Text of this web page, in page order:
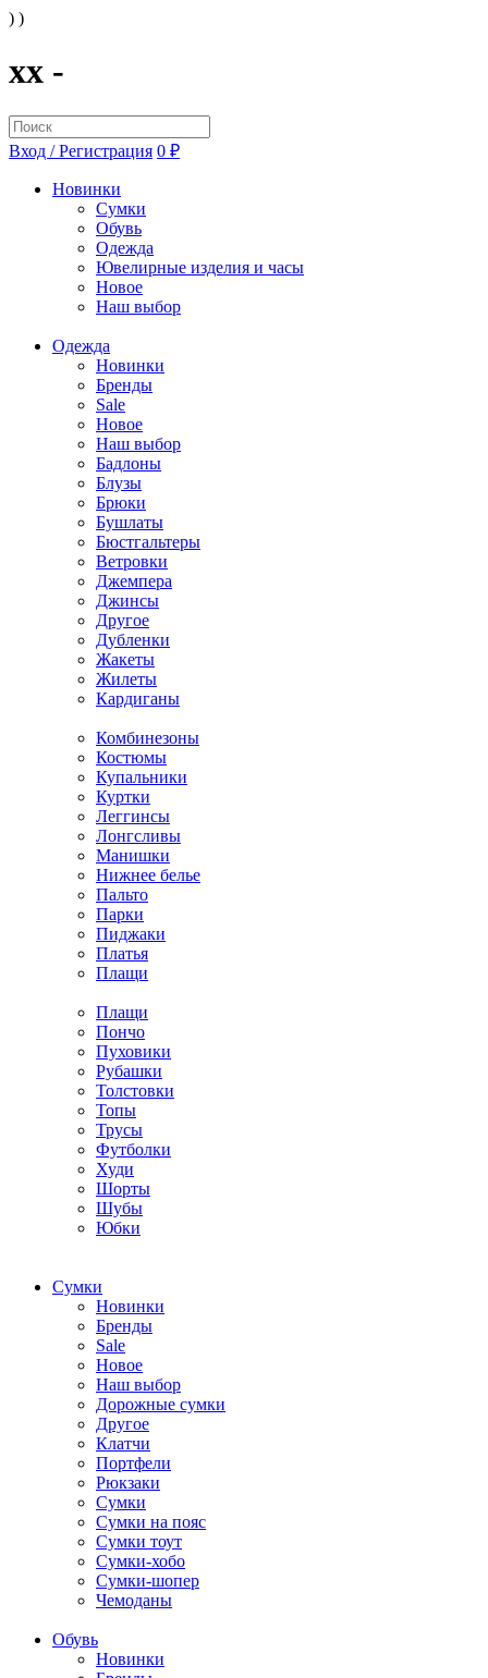
) )
xx -
Вход / Регистрация 0 ₽
Новинки
Сумки
Обувь
Одежда
Ювелирные изделия и часы
Новое
Наш выбор
Одежда
Новинки
Бренды
Sale
Новое
Наш выбор
Бадлоны
Блузы
Брюки
Бушлаты
Бюстгальтеры
Ветровки
Джемпера
Джинсы
Другое
Дубленки
Жакеты
Жилеты
Кардиганы
Комбинезоны
Костюмы
Купальники
Куртки
Леггинсы
Лонгсливы
Манишки
Нижнее белье
Пальто
Парки
Пиджаки
Платья
Плащи
Плащи
Пончо
Пуховики
Рубашки
Толстовки
Топы
Трусы
Футболки
Худи
Шорты
Шубы
Юбки
Cумки
Новинки
Бренды
Sale
Новое
Наш выбор
Дорожные сумки
Другое
Клатчи
Портфели
Рюкзаки
Сумки
Сумки на пояс
Сумки тоут
Сумки-хобо
Сумки-шопер
Чемоданы
Обувь
Новинки